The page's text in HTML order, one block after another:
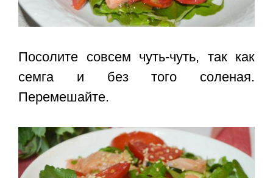
Посолите совсем чуть-чуть, так как
семга и без того соленая.
Перемешайте.